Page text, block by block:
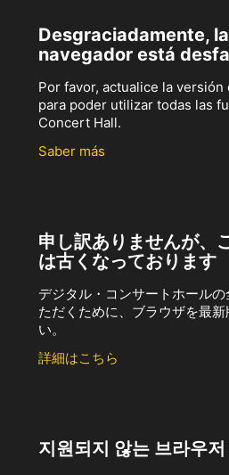
Desgraciadamente,
navegador está
Por favor, actualice la versión
para poder utilizar todas las
Concert Hall.
Saber más
申し訳ありませんが、
は古くなっております
デジタル・コンサートホール
ただくために、ブラウザを最
い。
詳細はこちら
지원되지 않는 브라우